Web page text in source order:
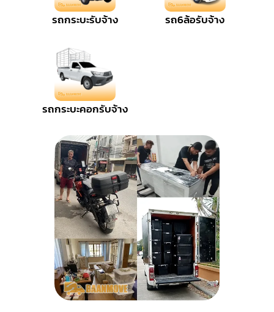
รถกระบะรับจ้าง รถ6ล้อรับจ้าง
รถกระบะคอกรับจ้าง